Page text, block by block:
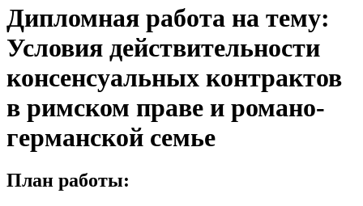
Дипломная работа на тему:
Условия действительности
консенсуальных контрактов
в римском праве и романо-
германской семье
План работы: